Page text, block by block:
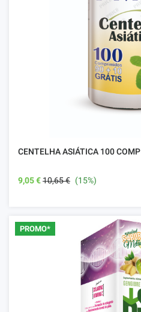
CENTELHA ASIÁTICA 100 COMP
9,05 €10,65 € (15%)
PROMO*